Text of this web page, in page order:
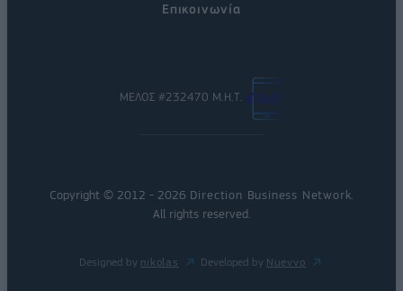
Επικοινωνία
ΜΕΛΟΣ #232470 Μ.Η.Τ.
Copyright © 2012 - 2026 Direction Business Network
All rights reserved.
Designed by nikolas Developed by Nuevvo